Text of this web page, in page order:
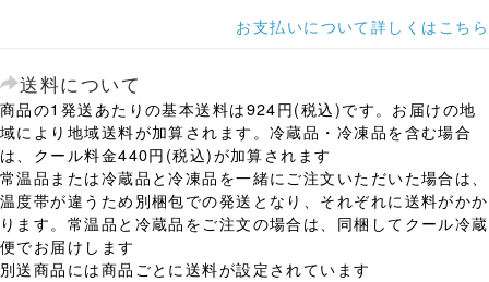
お支払いについて詳しくはこちら
送料について
商品の1発送あたりの基本送料は924円(税込)です。お届けの地
域により地域送料が加算されます。冷蔵品・冷凍品を含む場合
は、クール料金440円(税込)が加算されます
常温品または冷蔵品と冷凍品を一緒にご注文いただいた場合は、
温度帯が違うため別梱包での発送となり、それぞれに送料がかか
ります。常温品と冷蔵品をご注文の場合は、同梱してクール冷蔵
便でお届けします
別送商品には商品ごとに送料が設定されています